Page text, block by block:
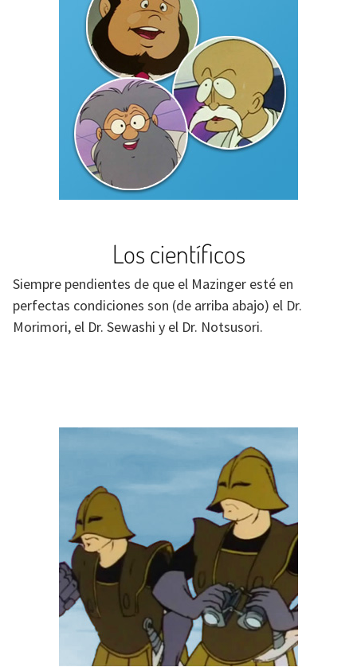
Los científicos
Siempre pendientes de que el Mazinger esté en
perfectas condiciones son (de arriba abajo) el Dr.
Morimori, el Dr. Sewashi y el Dr. Notsusori.